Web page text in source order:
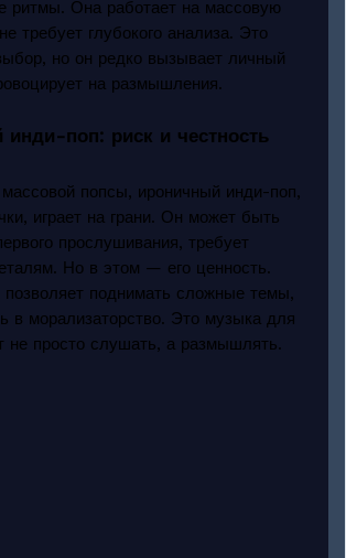
ритмы. Она работает на массовую
требует глубокого анализа. Это
но он редко вызывает личный
на размышления.
поп: риск и честность
попсы, ироничный инди-поп,
играет на грани. Он может быть
прослушивания, требует
Но в этом — его ценность.
позволяет поднимать сложные темы,
в морализаторство. Это музыка для
не просто слушать, а размышлять.